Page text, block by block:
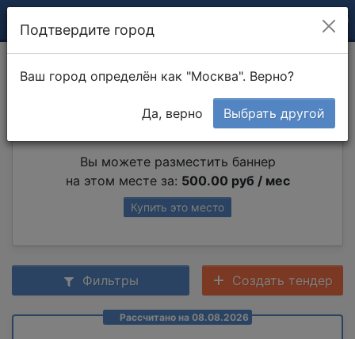
Аренда экскаватора
Вы можете разместить баннер
на этом месте за: 500.00 руб / мес
Купить это место
Фильтры Создать тендер
Рассчитано на 08.08.2026
Подтвердите город
Ваш город определён как "Москва". Верно?
Да, верно Выбрать другой